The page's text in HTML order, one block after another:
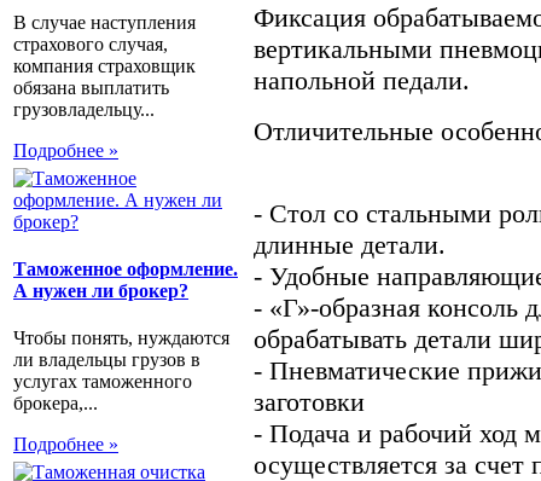
В случае наступления
страхового случая,
компания страховщик
обязана выплатить
грузовладельцу...
Подробнее »
Таможенное оформление.
А нужен ли брокер?
Чтобы понять, нуждаются
ли владельцы грузов в
услугах таможенного
брокера,...
Подробнее »
Фиксация
вертикальными
напольной педали.
Отличительные
- Стол со стальными
длинные детали.
- Удобные
- «Г»-образная консоль
обрабатывать детали
- Пневматические
заготовки
- Подача и рабочий ход
осуществляется за счет